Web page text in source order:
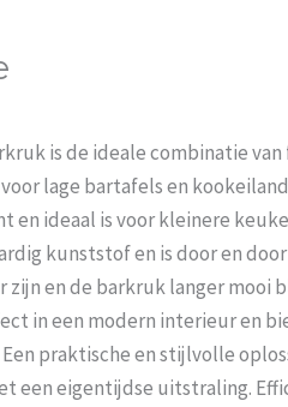
is de ideale combinatie
lage bartafels en
en ideaal is voor kleinere
kunststof en is door en
zijn en de barkruk langer mooi
in een modern interieur en
praktische en stijlvolle
een eigentijdse uitstraling.